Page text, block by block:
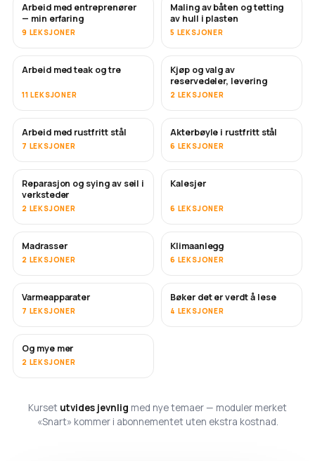
SNART
Arbeid med entreprenører
— min erfaring
9 LEKSJONER
SNART
Maling av båten og tetting
av hull i plasten
5 LEKSJONER
Arbeid med teak og tre
11 LEKSJONER
SNART
Kjøp og valg av
reservedeler, levering
2 LEKSJONER
SNART
Arbeid med rustfritt stål
7 LEKSJONER
Akterbøyle i rustfritt stål
6 LEKSJONER
SNART
Reparasjon og sying av seil i
verksteder
2 LEKSJONER
Kalesjer
6 LEKSJONER
Madrasser
2 LEKSJONER
SNART
Klimaanlegg
6 LEKSJONER
SNART
Varmeapparater
7 LEKSJONER
SNART
Bøker det er verdt å lese
4 LEKSJONER
SNART
Og mye mer
2 LEKSJONER
Kurset utvides jevnlig med nye temaer — moduler merket
«Snart» kommer i abonnementet uten ekstra kostnad.